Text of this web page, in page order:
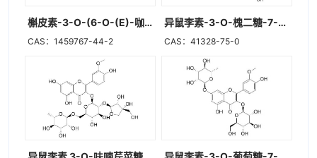
槲皮素-3-O-(6-O-(E)-咖啡酰基-β-D-吡喃葡萄糖基-(1→3)-α-L-吡喃鼠李糖苷)-7-O-α-L-吡喃鼠李糖苷
CAS：1459767-44-2
异鼠李素-3-O-槐二糖-7-O-鼠李糖苷
CAS：41328-75-0